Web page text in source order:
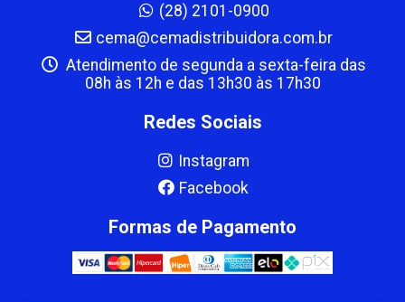
(28) 2101-0900
cema@cemadistribuidora.com.br
Atendimento de segunda a sexta-feira das
08h às 12h e das 13h30 às 17h30
Redes Sociais
Instagram
Facebook
Formas de Pagamento